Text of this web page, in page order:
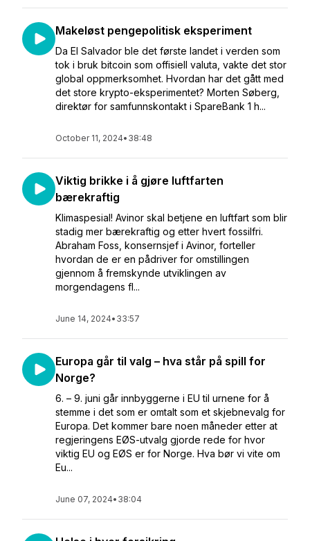
Makeløst pengepolitisk eksperiment
Da El Salvador ble det første landet i verden som
tok i bruk bitcoin som offisiell valuta, vakte det stor
global oppmerksomhet. Hvordan har det gått med
det store krypto-eksperimentet? Morten Søberg,
direktør for samfunnskontakt i SpareBank 1 h...
October 11, 2024• 38:48
Viktig brikke i å gjøre luftfarten
bærekraftig
Klimaspesial! Avinor skal betjene en luftfart som blir
stadig mer bærekraftig og etter hvert fossilfri.
Abraham Foss, konsernsjef i Avinor, forteller
hvordan de er en pådriver for omstillingen
gjennom å fremskynde utviklingen av
morgendagens fl...
June 14, 2024• 33:57
Europa går til valg – hva står på spill for
Norge?
6. – 9. juni går innbyggerne i EU til urnene for å
stemme i det som er omtalt som et skjebnevalg for
Europa. Det kommer bare noen måneder etter at
regjeringens EØS-utvalg gjorde rede for hvor
viktig EU og EØS er for Norge. Hva bør vi vite om
Eu...
June 07, 2024• 38:04